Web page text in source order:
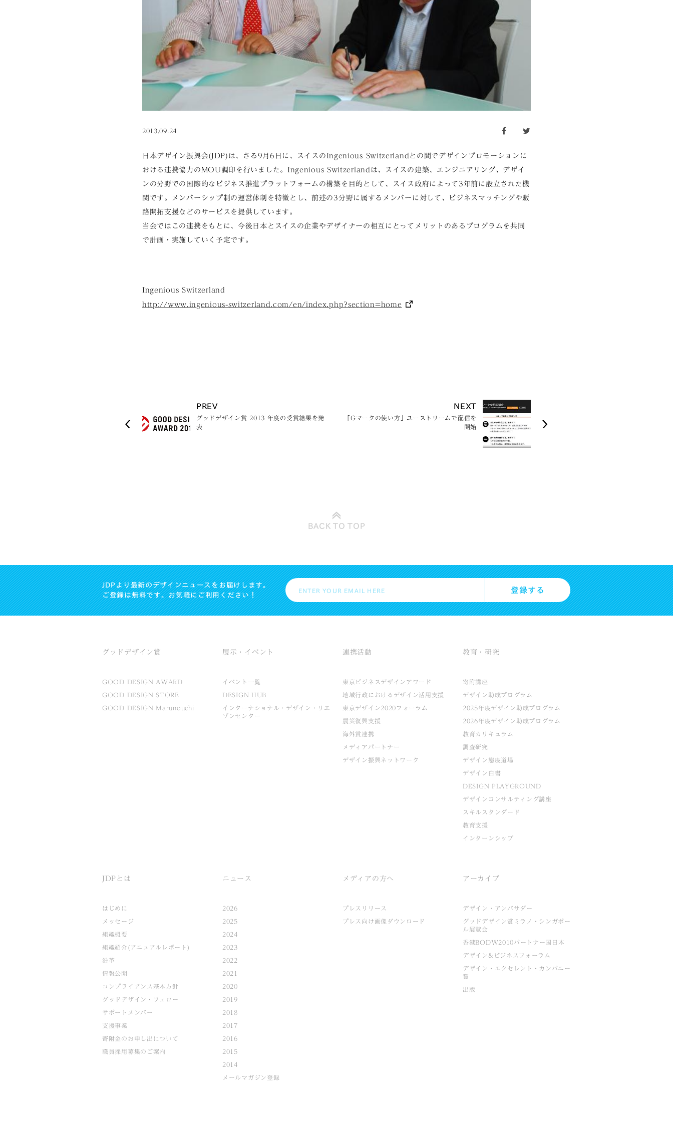
2013.09.24 facebook
日本デザイン振興会(JDP)は、さる9月6日に、スイスのIngenious Switzerlandとの間でデザインプロモーションに
おける連携協力のMOU調印を行いました。Ingenious Switzerlandは、スイスの建築、エンジニアリング、デザイ
ンの分野での国際的なビジネス推進プラットフォームの構築を目的として、スイス政府によって3年前に設立された機
関です。メンバーシップ制の運営体制を特徴とし、前述の3分野に属するメンバーに対して、ビジネスマッチングや販
路開拓支援などのサービスを提供しています。
当会ではこの連携をもとに、今後日本とスイスの企業やデザイナーの相互にとってメリットのあるプログラムを共同
で計画・実施していく予定です。
Ingenious Switzerland
http://www.ingenious-switzerland.com/en/index.php?section=home
PREV
グッドデザイン賞 2013 年度の受賞結果を発
表
NEXT
「Gマークの使い方」ユーストリームで配信を
開始
BACK TOTOP
JDPより最新のデザインニュースをお届けします。
ご登録は無料です。お気軽にご利用ください！
グッドデザイン賞
GOOD DESIGN AWARD
GOOD DESIGN STORE
GOOD DESIGN Marunouchi
展示・イベント
イベント一覧
DESIGN HUB
インターナショナル・デザイン・リエ
ゾンセンター
連携活動
東京ビジネスデザインアワード
地域行政におけるデザイン活用支援
東京デザイン2020フォーラム
震災復興支援
海外賞連携
メディアパートナー
デザイン振興ネットワーク
教育・研究
寄附講座
デザイン助成プログラム
2025年度デザイン助成プログラム
2026年度デザイン助成プログラム
教育カリキュラム
調査研究
デザイン態度道場
デザイン白書
DESIGN PLAYGROUND
デザインコンサルティング講座
スキルスタンダード
教育支援
インターンシップ
JDPとは
はじめに
メッセージ
組織概要
組織紹介(アニュアルレポート)
沿革
情報公開
コンプライアンス基本方針
グッドデザイン・フェロー
サポートメンバー
支援事業
寄附金のお申し出について
職員採用募集のご案内
ニュース
2026
2025
2024
2023
2022
2021
2020
2019
2018
2017
2016
2015
2014
メールマガジン登録
メディアの方へ
プレスリリース
プレス向け画像ダウンロード
アーカイブ
デザイン・アンバサダー
グッドデザイン賞ミラノ・シンガポー
ル展覧会
香港BODW2010パートナー国日本
デザイン&ビジネスフォーラム
デザイン・エクセレント・カンパニー
賞
出版